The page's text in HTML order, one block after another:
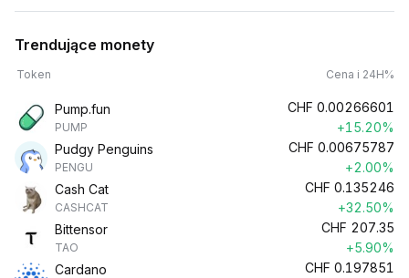
Trendujące monety
Token Cena i 24H%
Pump.fun
PUMP
CHF 0.00266601
+15.20%
Pudgy Penguins
PENGU
CHF 0.00675787
+2.00%
Cash Cat
CASHCAT
CHF 0.135246
+32.50%
Bittensor
TAO
CHF 207.35
+5.90%
Cardano
CHF 0.197851